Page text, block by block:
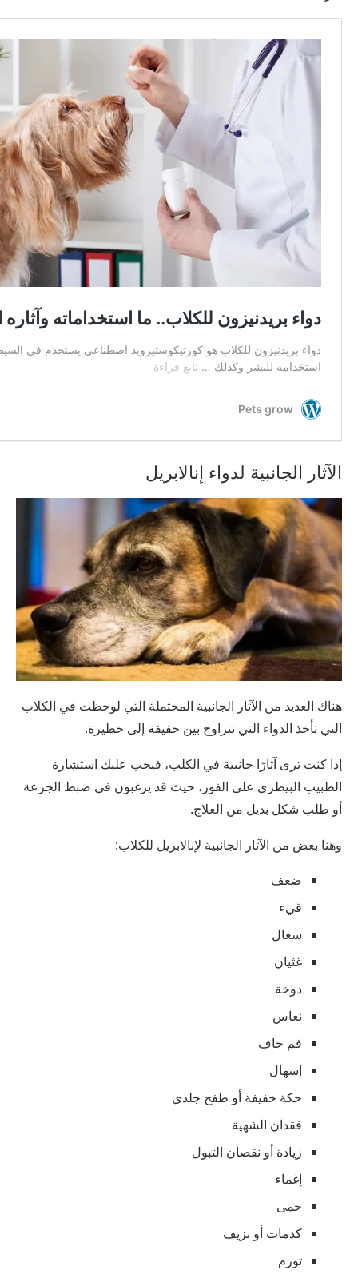
الآثار الجانبية لدواء إنالابريل
هناك العديد من الآثار الجانبية المحتملة التي لوحظت في الكلاب
التي تأخذ الدواء التي تتراوح بين خفيفة إلى خطيرة.
إذا كنت ترى آثارًا جانبية في الكلب، فيجب عليك استشارة
الطبيب البيطري على الفور، حيث قد يرغبون في ضبط الجرعة
أو طلب شكل بديل من العلاج.
وهنا بعض من الآثار الجانبية لإنالابريل للكلاب:
ضعف
قيء
سعال
غثيان
دوخة
نعاس
فم جاف
إسهال
حكة خفيفة أو طفح جلدي
فقدان الشهية
زيادة أو نقصان التبول
إغماء
حمى
كدمات أو نزيف
تورم